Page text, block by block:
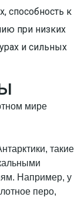
способность к
при низких
и сильных
мире
такие
Например, у
перо,